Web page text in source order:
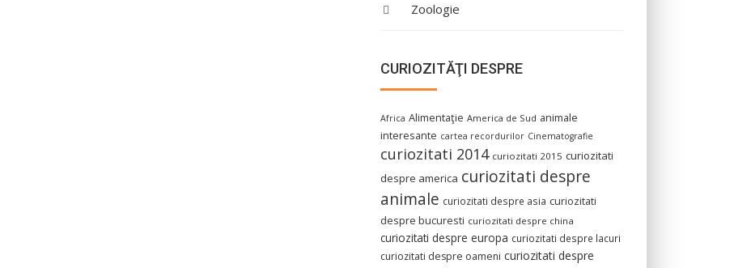
Zoologie
CURIOZITĂŢI DESPRE
Africa Alimentaţie America de Sud animale
interesante cartea recordurilor Cinematografie
curiozitati 2014 curiozitati 2015 curiozitati
despre america curiozitati despre
animale curiozitati despre asia curiozitati
despre bucuresti curiozitati despre china
curiozitati despre europa curiozitati despre lacuri
curiozitati despre oameni curiozitati despre